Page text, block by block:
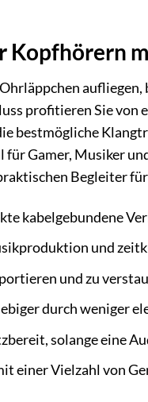
Kopfhörern
profitieren Sie
bestmögliche
für Gamer, Musiker
Begleiter
kabelgebundene
und
und zu
durch weniger
solange eine
einer Vielzahl von